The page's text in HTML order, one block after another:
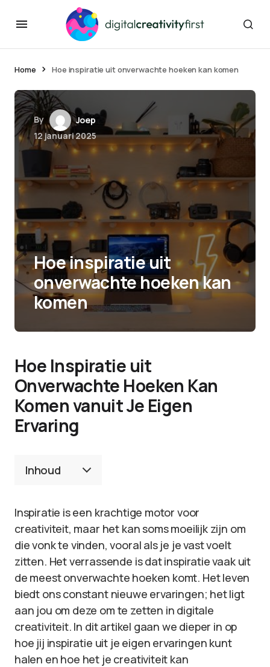
Home Hoe inspiratie uit onverwachte hoeken kan komen
By
Joep
12 januari 2025
Hoe inspiratie uit
onverwachte hoeken kan
komen
Hoe Inspiratie uit
Onverwachte Hoeken Kan
Komen vanuit Je Eigen
Ervaring
Inhoud
Inspiratie is een krachtige motor voor
creativiteit, maar het kan soms moeilijk zijn om
die vonk te vinden, vooral als je je vast voelt
zitten. Het verrassende is dat inspiratie vaak uit
de meest onverwachte hoeken komt. Het leven
biedt ons constant nieuwe ervaringen; het ligt
aan jou om deze om te zetten in digitale
creativiteit. In dit artikel gaan we dieper in op
hoe jij inspiratie uit je eigen ervaringen kunt
halen en hoe het je creativiteit kan